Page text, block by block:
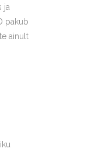
ja
pakub
ainult